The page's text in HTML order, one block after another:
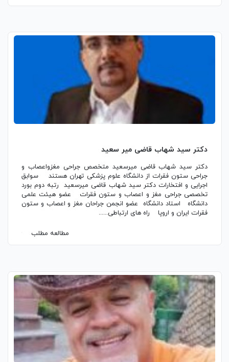
دکتر سید شهاب قاضی میر سعید
دکتر سید شهاب قاضی میرسعید متخصص جراحی مغزواعصاب و
جراحی ستون فقرات از دانشگاه علوم پزشکی تهران هستند سوابق
اجرایی و افتخارات دکتر سید شهاب قاضی میرسعید رتبه دوم بورد
تخصصی جراحی مغز و اعصاب و ستون فقرات عضو هیئت علمی
دانشگاه استاد دانشگاه عضو انجمن جراحان مغز و اعصاب و ستون
فقرات ایران و اروپا راه های ارتباطی......
مطالعه مطلب